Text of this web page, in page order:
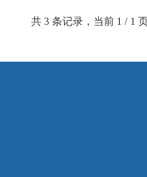
共 3 条记录，当前 1 /